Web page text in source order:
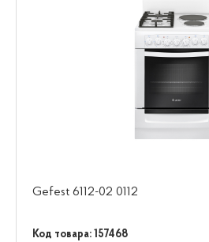
Gefest 6112-02 0112
Код товара: 157468